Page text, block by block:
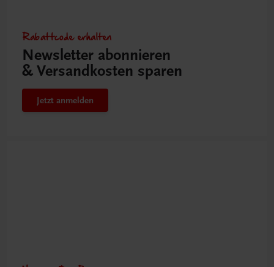
Rabattcode erhalten
Newsletter abonnieren
& Versandkosten sparen
Jetzt anmelden